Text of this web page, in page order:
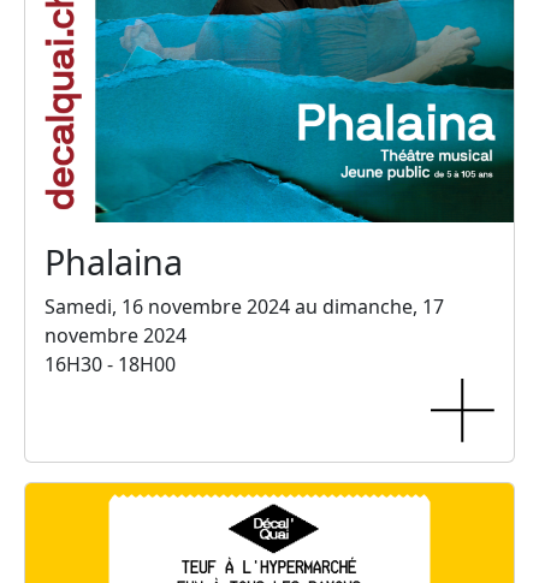
Phalaina
Samedi, 16 novembre 2024 au dimanche, 17
novembre 2024
16H30 - 18H00